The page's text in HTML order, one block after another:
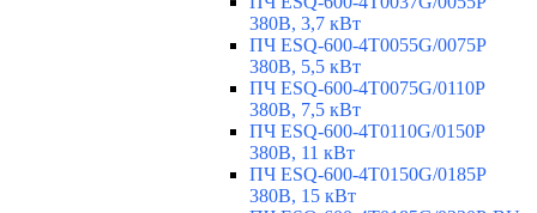
380В, 3,7 кВт
ПЧ ESQ-600-4T0055G/0075P
380В, 5,5 кВт
ПЧ ESQ-600-4T0075G/0110P
380В, 7,5 кВт
ПЧ ESQ-600-4T0110G/0150P
380В, 11 кВт
ПЧ ESQ-600-4T0150G/0185P
380В, 15 кВт